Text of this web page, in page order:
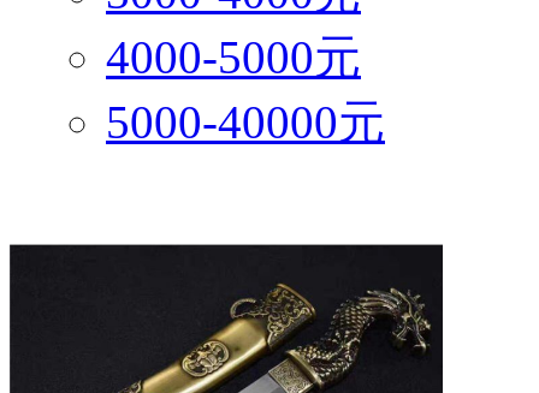
4000-5000元
5000-40000元